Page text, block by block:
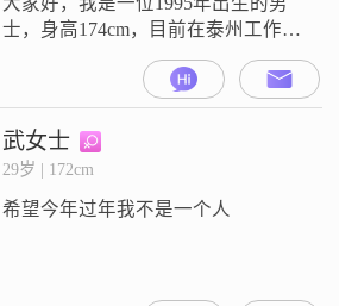
勿扰！
士，身高174cm，目前在泰州工作，
月收入在8001到12000元之间
##3002##我拥有大学本科学历，性
格上我责任感强，稳重可靠，乐观
积极，随和易相处##3002##我认为
生活应该活在当下，家庭对我来说
好，特别喜欢露营，享受在大自然
武女士
29岁 | 172cm
希望今年过年我不是一个人